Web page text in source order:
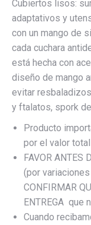
Cubiertos lisos:
adaptativos y
con un mango de
cada cuchara
está hecha con
diseño de mango
evitar
y ftalatos, spork
Producto
por el valor
FAVOR ANTES
(por
CONFIRMAR
ENTREGA que
Cuando